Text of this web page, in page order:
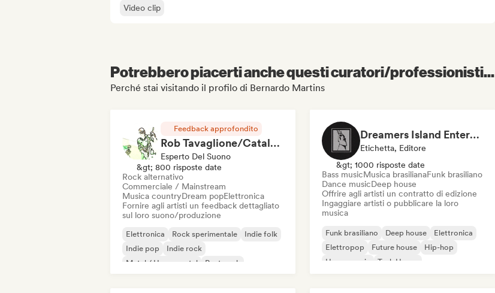
Video clip
Potrebbero piacerti anche questi curatori/professionisti...
Perché stai visitando il profilo di Bernardo Martins
Feedback approfondito
Rob Tavaglione/Catalyst Recording
Esperto Del Suono
&gt; 800 risposte date
Rock alternativo
Commerciale / Mainstream
Musica countryDream popElettronica
Fornire agli artisti un feedback dettagliato
sul loro suono/produzione
Elettronica Rock sperimentale
Indie folk
Indie pop
Indie rock
Metal / Heavy metal
Post punk
Dreamers Island Entertainment
Etichetta, Editore
&gt; 1000 risposte date
Bass musicMusica brasilianaFunk brasiliano
Dance musicDeep house
Offrire agli artisti un contratto di edizione
Ingaggiare artisti o pubblicare la loro
musica
Funk brasiliano Deep house
Elettronica
Elettropop
Future house
Hip-hop
House music
Tech House